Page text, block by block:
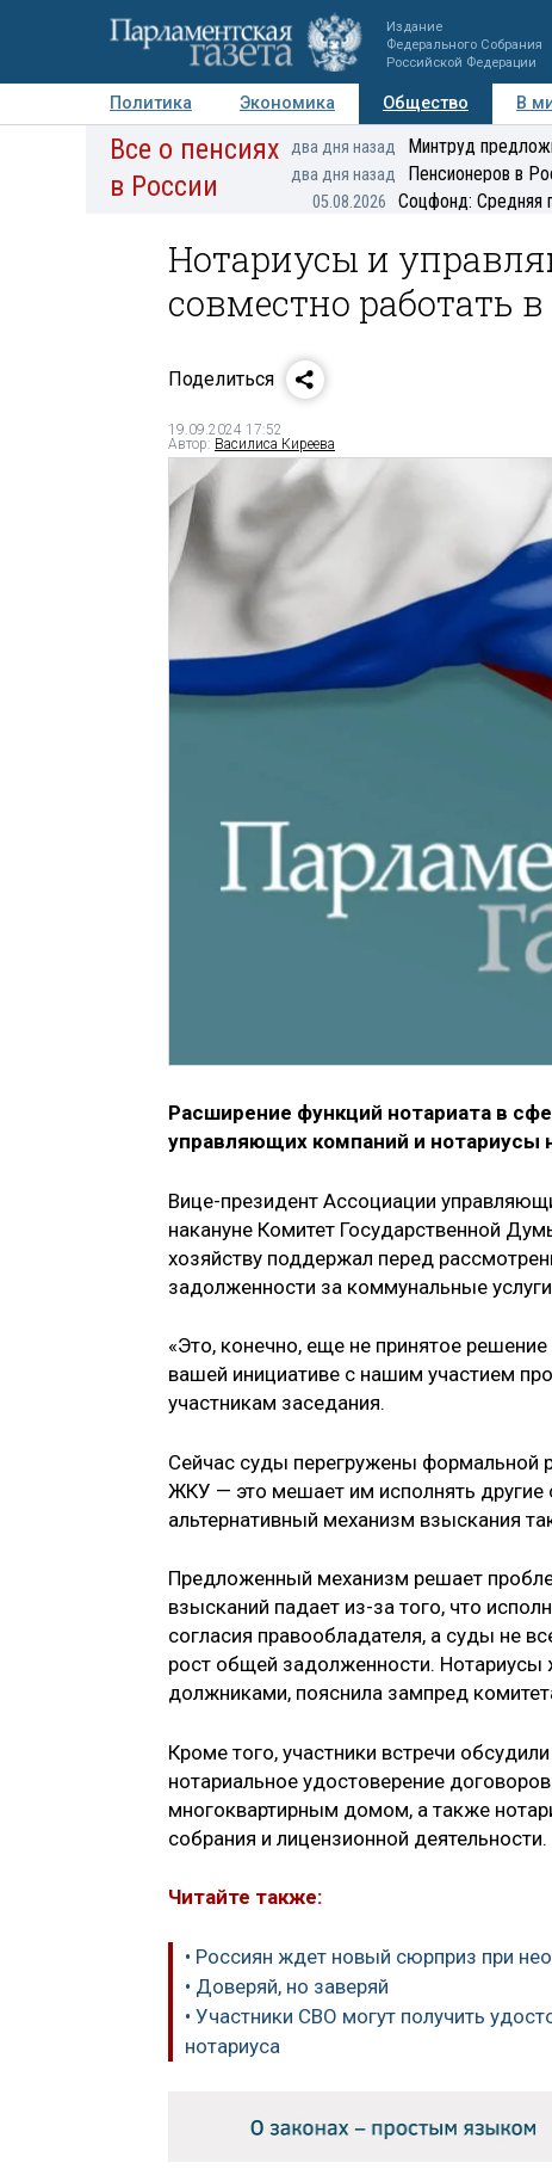
Издание
Федерального Собрания
Российской Федерации
Политика Экономика Общество В
Авторы Персоны Мнения Регионы
Все о пенсиях
в России
два дня назад Минтруд
два дня назад Пенсионеров в
05.08.2026 Соцфонд: Средняя
Нотариусы и
совместно работать
Поделиться
19.09.2024 17:52
Автор: Василиса Киреева
Расширение функций нотариата в
управляющих компаний и нотариусы
Вице-президент Ассоциации
накануне Комитет Государственной
хозяйству поддержал перед
задолженности за коммунальные
«Это, конечно, еще не принятое
вашей инициативе с нашим участием
участникам заседания.
Сейчас суды перегружены формальной
ЖКУ — это мешает им исполнять другие
альтернативный механизм взыскания
Предложенный механизм решает
взысканий падает из-за того, что
согласия правообладателя, а суды не
рост общей задолженности. Нотариусы
должниками, пояснила зампред
Кроме того, участники встречи
нотариальное удостоверение
многоквартирным домом, а также
собрания и лицензионной деятельности.
Читайте также:
• Россиян ждет новый сюрприз при
• Доверяй, но заверяй
• Участники СВО могут получить
нотариуса